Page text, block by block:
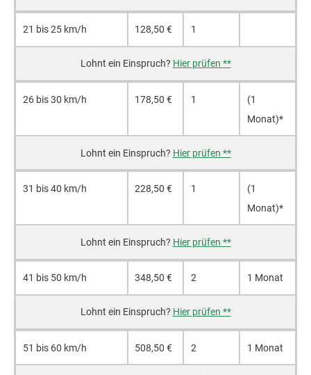
21 bis 25 km/h 128,50 € 1
Hier prüfen **
26 bis 30 km/h 178,50 € 1
(1
Monat)*
Hier prüfen **
31 bis 40 km/h 228,50 € 1
(1
Monat)*
Hier prüfen **
41 bis 50 km/h 348,50 € 2 1 Monat
Hier prüfen **
51 bis 60 km/h 508,50 € 2 1 Monat